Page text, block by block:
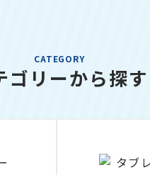
CATEGORY
ゴリーから探す